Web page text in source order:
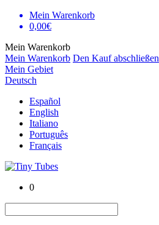
Mein Warenkorb
0,00€
Mein Warenkorb
Mein Warenkorb Den Kauf abschließen
Mein Gebiet
Deutsch
Español
English
Italiano
Português
Français
0